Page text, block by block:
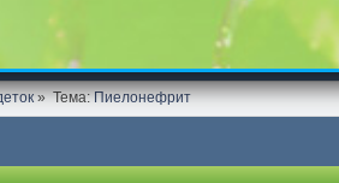
» Тема:Пиелонефрит